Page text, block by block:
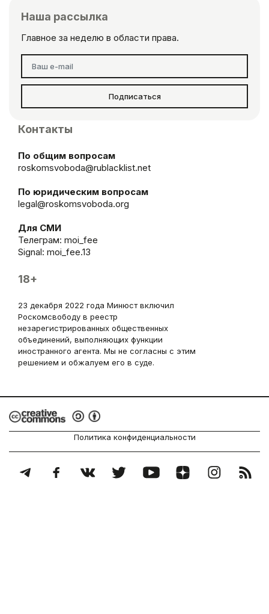
Наша рассылка
Главное за неделю в области права.
Подписаться
Контакты
По общим вопросам
roskomsvoboda@rublacklist.net
По юридическим вопросам
legal@roskomsvoboda.org
Для СМИ
Телеграм: moi_fee
Signal: moi_fee.13
18+
23 декабря 2022 года Минюст включил
Роскомсвободу в реестр
незарегистрированных общественных
объединений, выполняющих функции
иностранного агента. Мы не согласны с этим
решением и обжалуем его в суде.
Политика конфиденциальности